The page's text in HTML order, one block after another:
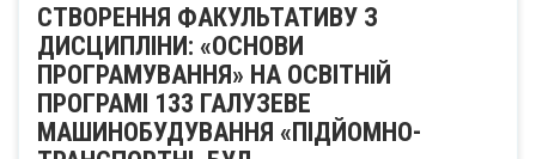
СТВОРЕННЯ ФАКУЛЬТАТИВУ З
ДИСЦИПЛІНИ: «ОСНОВИ
ПРОГРАМУВАННЯ» НА ОСВІТНІЙ
ПРОГРАМІ 133 ГАЛУЗЕВЕ
МАШИНОБУДУВАННЯ «ПІДЙОМНО-